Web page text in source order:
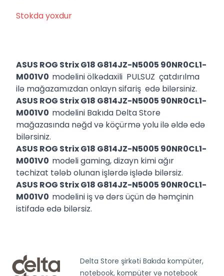
Stokda yoxdur
ASUS ROG Strix G18 G814JZ-N5005 90NR0CL1-
M001V0 modelini ölkədaxili PULSUZ çatdırılma
ilə mağazamızdan onlayn sifariş edə bilərsiniz.
ASUS ROG Strix G18 G814JZ-N5005 90NR0CL1-
M001V0 modelini Bakıda Delta Store
mağazasında nəğd və köçürmə yolu ilə əldə edə
bilərsiniz.
ASUS ROG Strix G18 G814JZ-N5005 90NR0CL1-
M001V0 modeli gaming, dizayn kimi ağır
təchizat tələb olunan işlərdə işlədə bilərsiz.
ASUS ROG Strix G18 G814JZ-N5005 90NR0CL1-
M001V0 modelini iş və dərs üçün də həmçinin
istifadə edə bilərsiz.
Delta Store şirkəti Bakıda kompüter,
notebook, kompüter və notebook